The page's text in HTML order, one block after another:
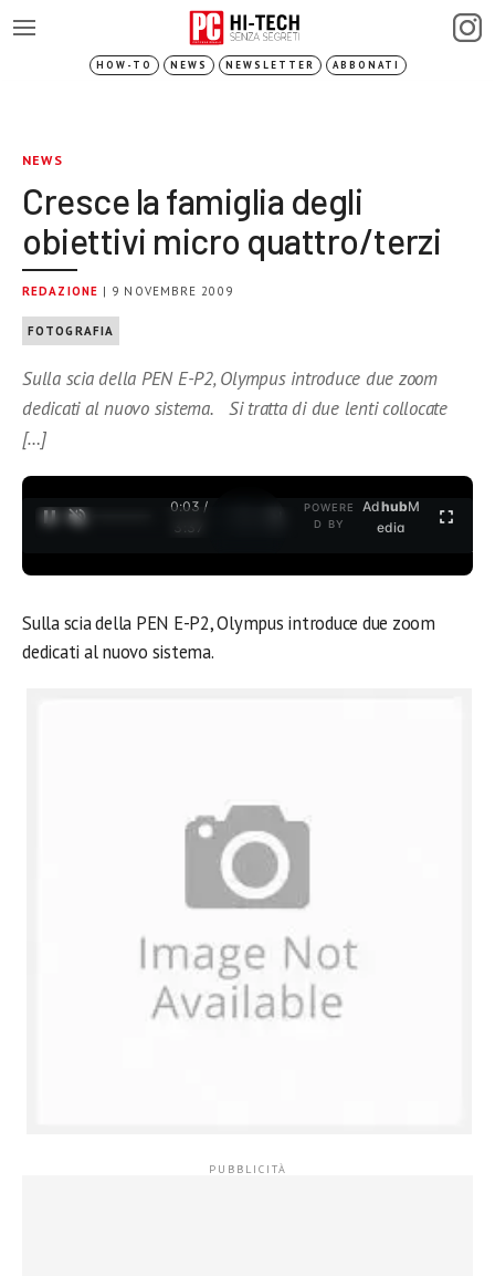
HOW-TO NEWS NEWSLETTER ABBONATI
NEWS
Cresce la famiglia degli
obiettivi micro quattro/terzi
REDAZIONE | 9 NOVEMBRE 2009
FOTOGRAFIA
Sulla scia della PEN E-P2, Olympus introduce due zoom
dedicati al nuovo sistema. Si tratta di due lenti collocate
[…]
0:03 /
3:37
POWERE
D BY
AdhubM
edia
Sulla scia della PEN E-P2, Olympus introduce due zoom
dedicati al nuovo sistema.